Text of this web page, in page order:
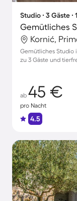
Studio ∙ 3 Gäste
Kornić,
Gemütliches Studio
zu 3 Gäste und
ab 45 €
pro Nacht
4.5